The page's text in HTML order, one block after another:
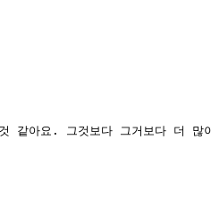
같아요. 그것보다 그거보다 더 많